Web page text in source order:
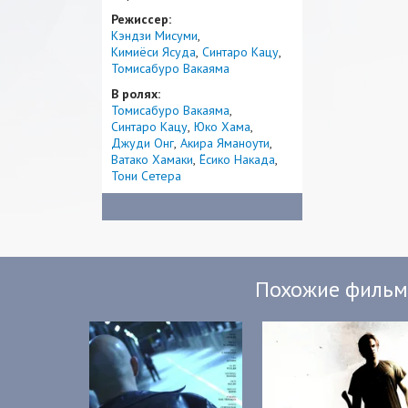
Режиссер:
Кэндзи Мисуми
Кимиёси Ясуда Синтаро Кацу
Томисабуро Вакаяма
В ролях:
Томисабуро Вакаяма
Синтаро Кацу Юко Хама
Джуди Онг Акира Яманоути
Ватако Хамаки Ёсико Накада
Тони Сетера
Похожие